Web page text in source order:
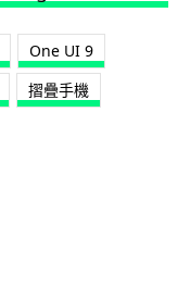
One UI 9
摺疊手機